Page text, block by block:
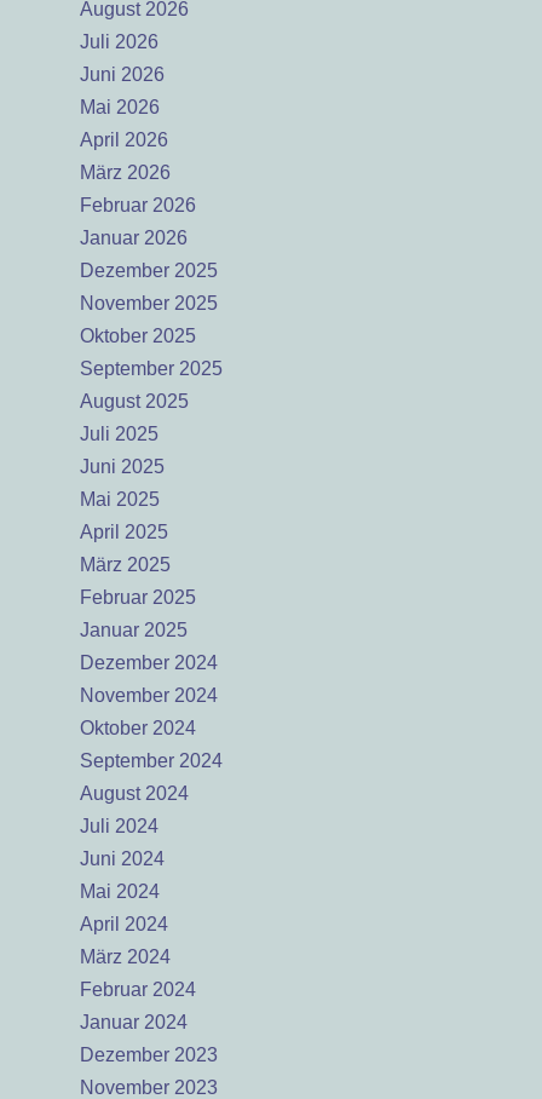
August 2026
Juli 2026
Juni 2026
Mai 2026
April 2026
März 2026
Februar 2026
Januar 2026
Dezember 2025
November 2025
Oktober 2025
September 2025
August 2025
Juli 2025
Juni 2025
Mai 2025
April 2025
März 2025
Februar 2025
Januar 2025
Dezember 2024
November 2024
Oktober 2024
September 2024
August 2024
Juli 2024
Juni 2024
Mai 2024
April 2024
März 2024
Februar 2024
Januar 2024
Dezember 2023
November 2023